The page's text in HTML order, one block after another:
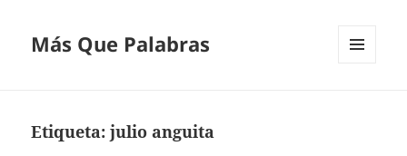
Más Que Palabras
Etiqueta:julio anguita